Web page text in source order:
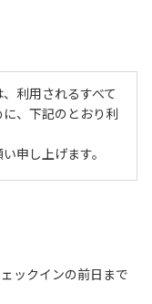
利用されるすべて
、下記のとおり利
申し上げます。
。高校生以上の方
の使用は、事前に
、正午からです。
ックインの前日まで